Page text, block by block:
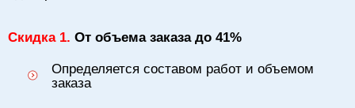
Скидка 1. От объема заказа до 41%
Определяется составом работ и объемом
заказа